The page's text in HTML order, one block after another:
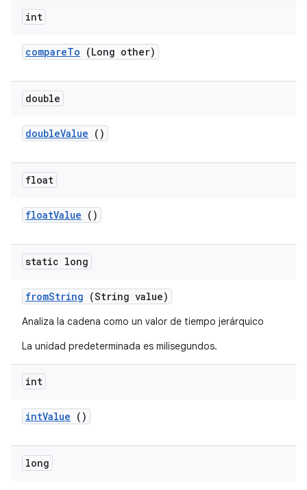
int
compareTo (Long other)
double
doubleValue ()
float
floatValue ()
static long
fromString (String value)
Analiza la cadena como un valor de tiempo jerárquico
La unidad predeterminada es milisegundos.
int
intValue ()
long